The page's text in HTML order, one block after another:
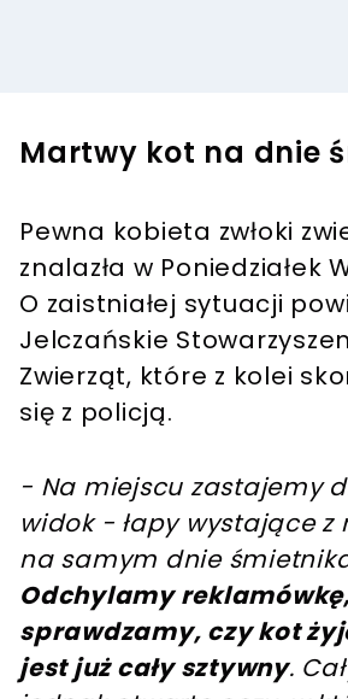
Martwy kot na dnie
Pewna kobieta zwłoki
znalazła w Poniedziałek
O zaistniałej sytuacji
Jelczańskie
Zwierząt, które z kolei
się z policją.
- Na miejscu zastajemy
widok - łapy wystające z
na samym dnie
Odchylamy
sprawdzamy, czy kot
jest już cały sztywny.